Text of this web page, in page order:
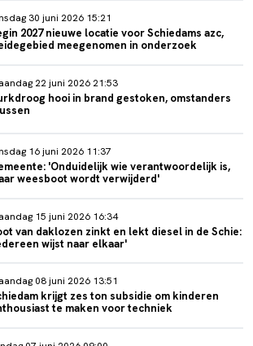
30 juni 2026 15:21
2027 nieuwe locatie voor Schiedams azc,
meegenomen in onderzoek
22 juni 2026 21:53
hooi in brand gestoken, omstanders
16 juni 2026 11:37
'Onduidelijk wie verantwoordelijk is,
weesboot wordt verwijderd'
15 juni 2026 16:34
van daklozen zinkt en lekt diesel in de Schie:
wijst naar elkaar'
08 juni 2026 13:51
krijgt zes ton subsidie om kinderen
te maken voor techniek